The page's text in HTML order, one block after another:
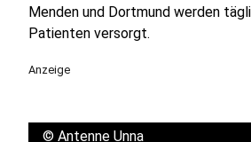
Menden und Dortmund werden
Patienten versorgt.
Anzeige
© Antenne Unna